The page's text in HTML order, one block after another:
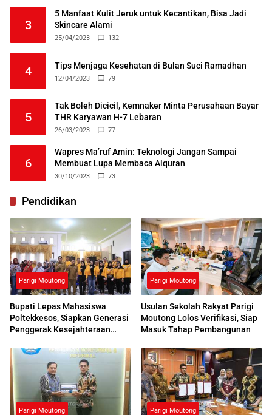
3
5 Manfaat Kulit Jeruk untuk Kecantikan, Bisa Jadi
Skincare Alami
25/04/2023 132
4 Tips Menjaga Kesehatan di Bulan Suci Ramadhan
12/04/2023 79
5
Tak Boleh Dicicil, Kemnaker Minta Perusahaan Bayar
THR Karyawan H-7 Lebaran
26/03/2023 77
6
Wapres Ma’ruf Amin: Teknologi Jangan Sampai
Membuat Lupa Membaca Alquran
30/10/2023 73
Pendidikan
Parigi Moutong
Bupati Lepas Mahasiswa
Poltekkesos, Siapkan Generasi
Penggerak Kesejahteraan
Parigi Moutong
Usulan Sekolah Rakyat Parigi
Moutong Lolos Verifikasi, Siap
Masuk Tahap Pembangunan
Parigi Moutong Parigi Moutong